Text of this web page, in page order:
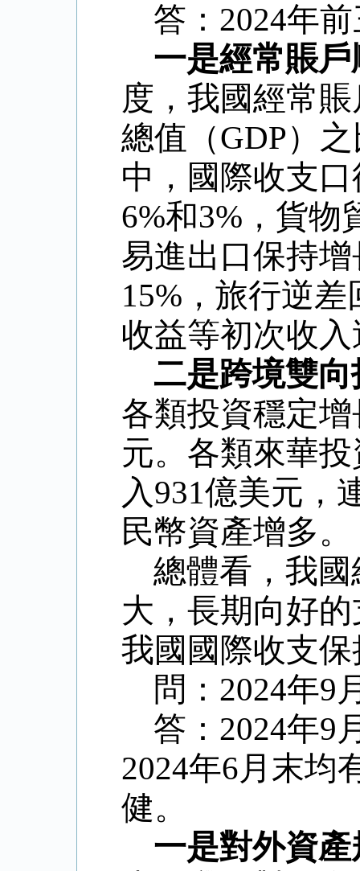
答： 2024年
一是經常賬
度，我國經常
總值（GDP）
中，國際收支
6%和3% ，貨
易進出口保持
15% ，旅行逆
收益等初次收
二是跨境雙
各類投資穩定
元。各類來華
入931億美元，
民幣資產增多。
總體看，我
大，長期向好
我國國際收支
問： 2024年9
答： 2024年9
2024年6月末均
健。
一是對外資